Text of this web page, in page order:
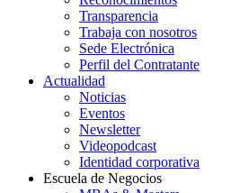
Transparencia
Trabaja con nosotros
Sede Electrónica
Perfil del Contratante
Actualidad
Noticias
Eventos
Newsletter
Videopodcast
Identidad corporativa
Escuela de Negocios